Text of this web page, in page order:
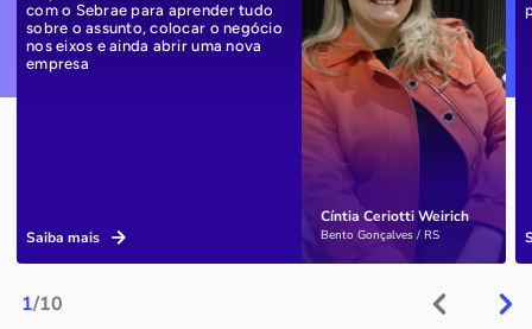
1/10
Cíntia Ceriotti Weirich
Bento Gonçalves / RS
com o Sebrae para aprender tudo
sobre o assunto, colocar o negócio
nos eixos e ainda abrir uma nova
empresa
Saiba mais